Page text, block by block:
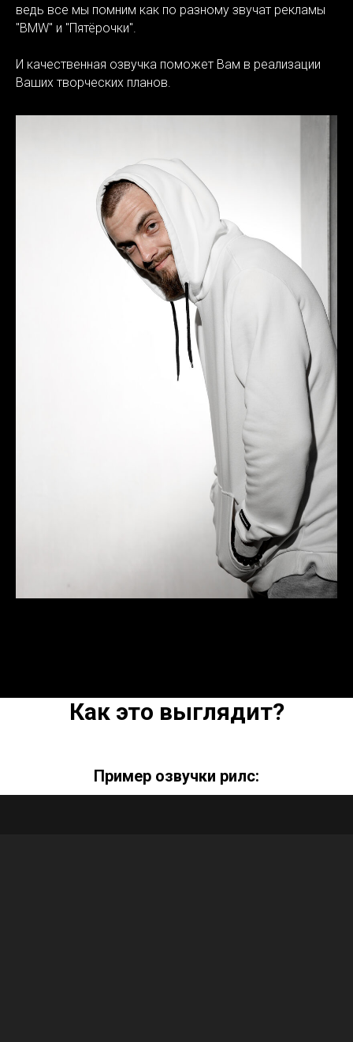
ведь все мы помним как по разному звучат рекламы
"BMW" и "Пятёрочки".
И качественная озвучка поможет Вам в реализации
Ваших творческих планов.
Как это выглядит?
Пример озвучки рилс: